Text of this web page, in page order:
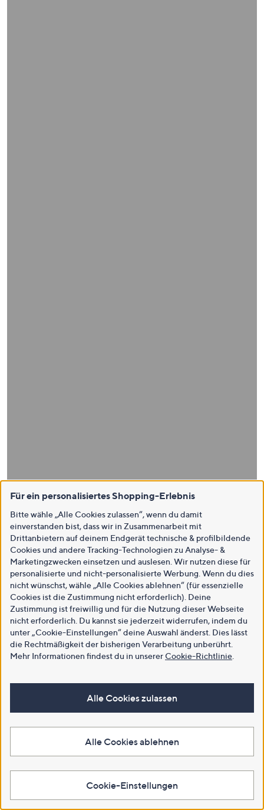
Für ein personalisiertes Shopping-Erlebnis
Bitte wähle „Alle Cookies zulassen“, wenn du damit
einverstanden bist, dass wir in Zusammenarbeit mit
Drittanbietern auf deinem Endgerät technische & profilbildende
Cookies und andere Tracking-Technologien zu Analyse- &
Marketingzwecken einsetzen und auslesen. Wir nutzen diese für
personalisierte und nicht-personalisierte Werbung. Wenn du dies
nicht wünschst, wähle „Alle Cookies ablehnen“ (für essenzielle
Cookies ist die Zustimmung nicht erforderlich). Deine
Zustimmung ist freiwillig und für die Nutzung dieser Webseite
nicht erforderlich. Du kannst sie jederzeit widerrufen, indem du
unter „Cookie-Einstellungen“ deine Auswahl änderst. Dies lässt
die Rechtmäßigkeit der bisherigen Verarbeitung unberührt.
Mehr Informationen findest du in unsererCookie-Richtlinie
Alle Cookies zulassen
Alle Cookies ablehnen
Cookie-Einstellungen